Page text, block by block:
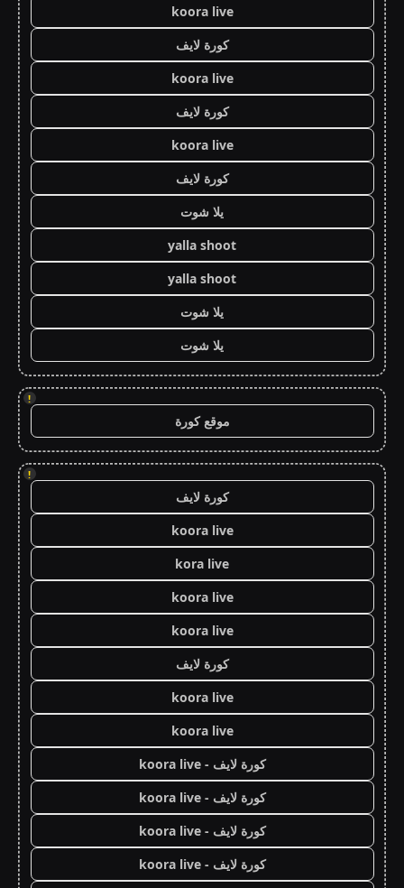
koora live
كورة لايف
koora live
كورة لايف
koora live
كورة لايف
يلا شوت
yalla shoot
yalla shoot
يلا شوت
يلا شوت
!
موقع كورة
!
كورة لايف
koora live
kora live
koora live
koora live
كورة لايف
koora live
koora live
كورة لايف - koora live
كورة لايف - koora live
كورة لايف - koora live
كورة لايف - koora live